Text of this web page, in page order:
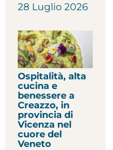
28 Luglio 2026
Ospitalità, alta
cucina e
benessere a
Creazzo, in
provincia di
Vicenza nel
cuore del
Veneto